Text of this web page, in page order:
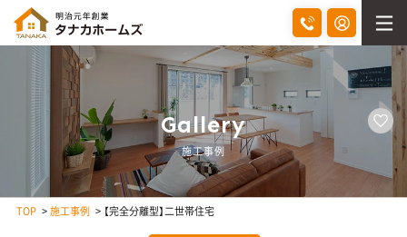
Gallery
施工事例
TOP 施工事例 【完全分離型】二世帯住宅